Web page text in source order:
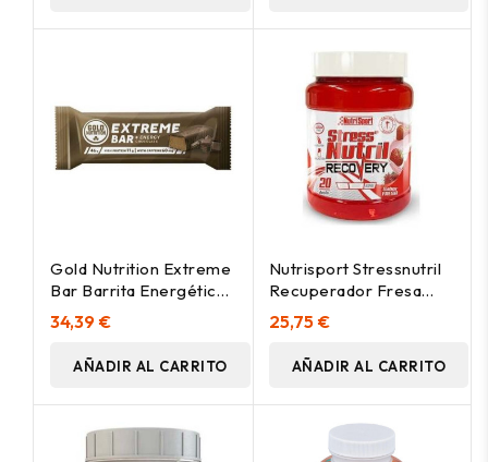
Gold Nutrition Extreme
Bar Barrita Energética
Chocolate 46G
34,39 €
AÑADIR AL CARRITO
Nutrisport Stressnutril
Recuperador Fresa
800G
25,75 €
AÑADIR AL CARRITO